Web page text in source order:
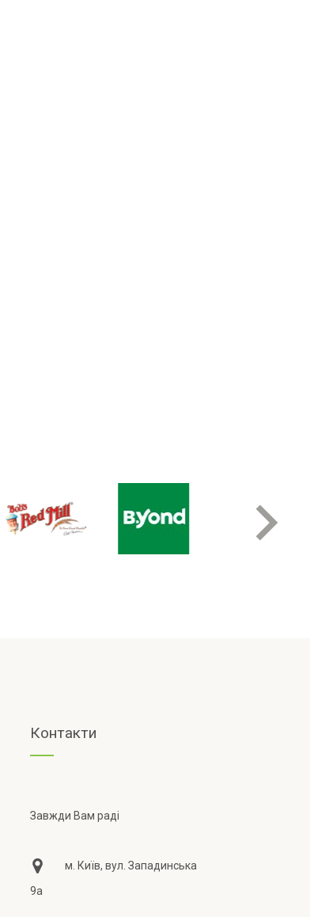
Контакти
Завжди Вам раді
м. Київ, вул. Западинська
9а